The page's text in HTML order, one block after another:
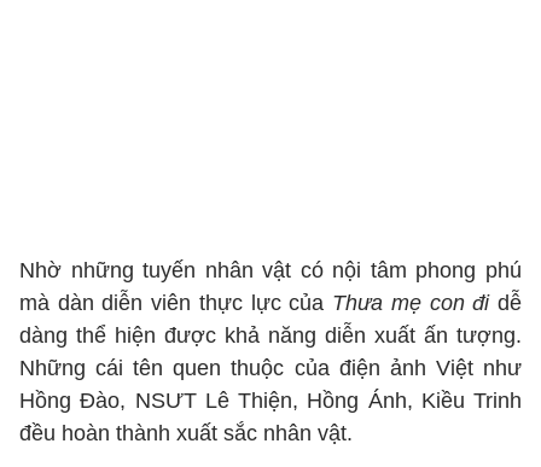
Nhờ những tuyến nhân vật có nội tâm phong phú
mà dàn diễn viên thực lực của Thưa mẹ con đidễ
dàng thể hiện được khả năng diễn xuất ấn tượng.
Những cái tên quen thuộc của điện ảnh Việt như
Hồng Đào, NSƯT Lê Thiện, Hồng Ánh, Kiều Trinh
đều hoàn thành xuất sắc nhân vật.